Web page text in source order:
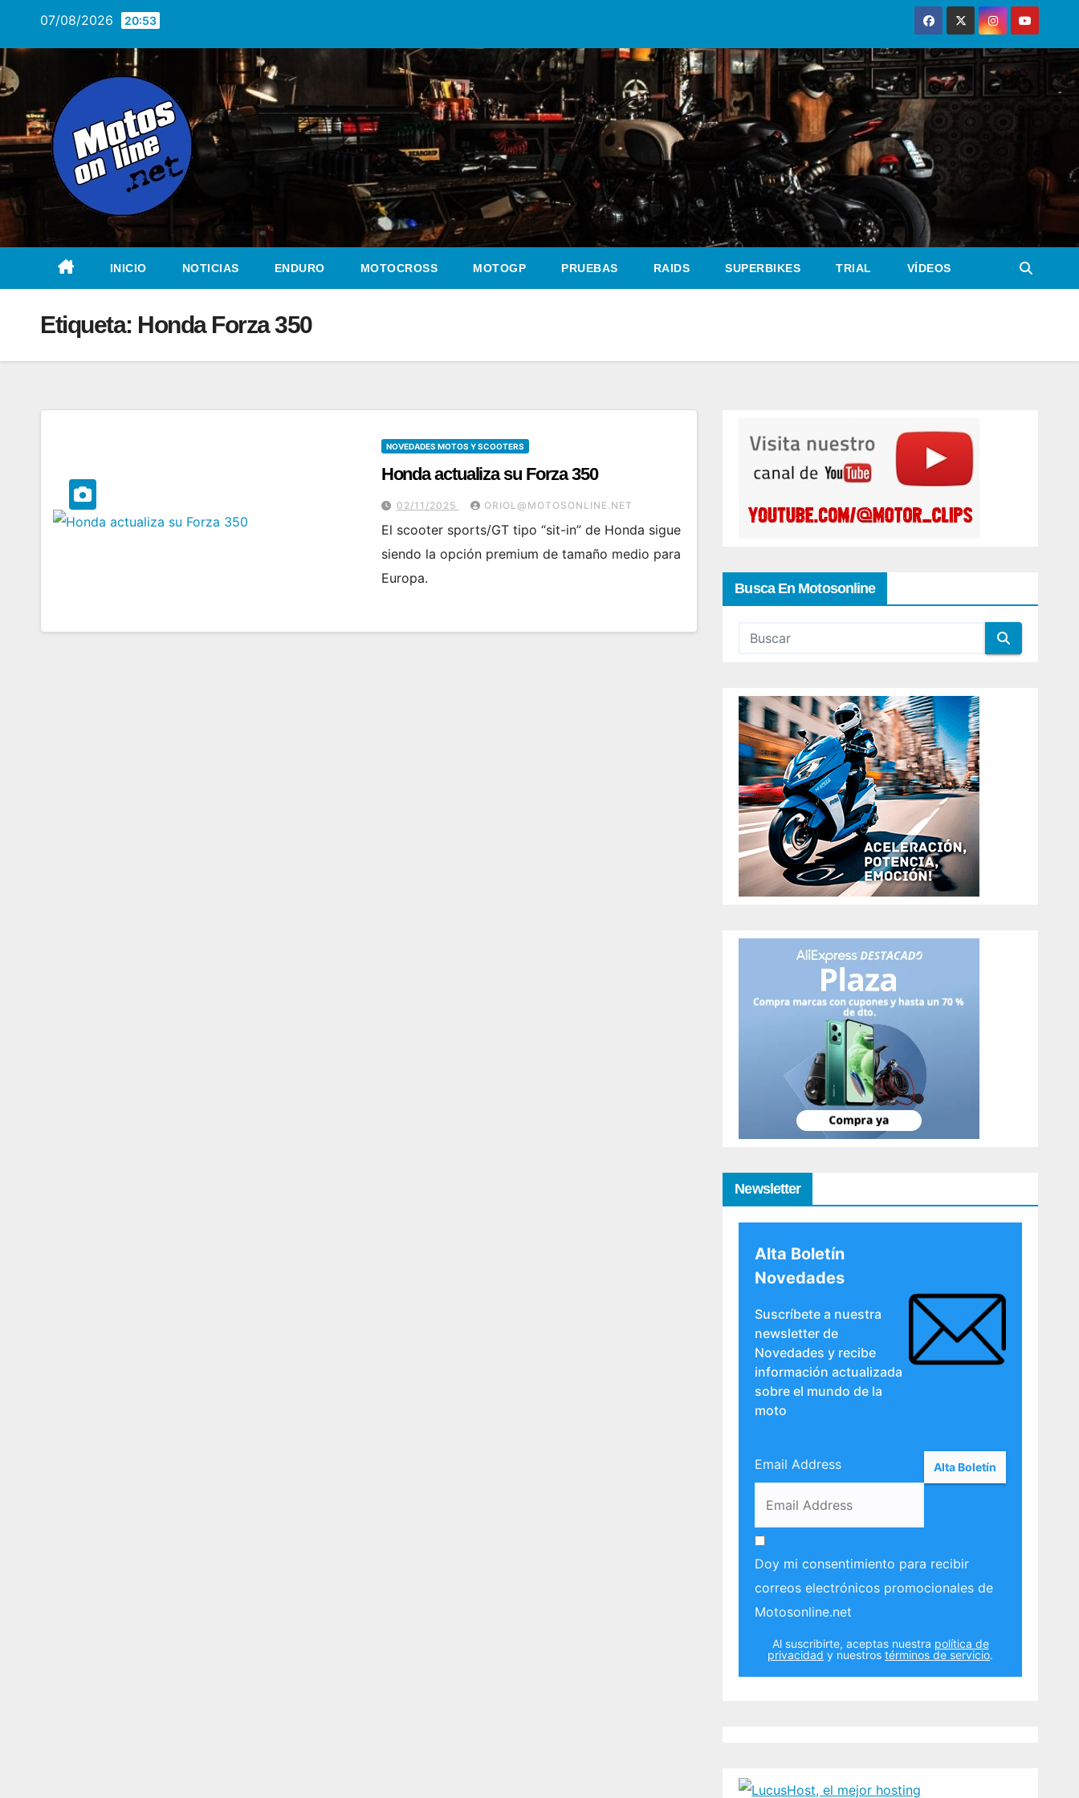
contenido
07/08/2026 20:53
INICIO NOTICIAS ENDURO MOTOCROSS MOTOGP PRUEBAS RAIDS SUPERBIKES TRIAL VÍDEOS
Etiqueta: Honda Forza 350
NOVEDADES MOTOS Y SCOOTERS
Honda actualiza su Forza 350
02/11/2025 ORIOL@MOTOSONLINE.NET
El scooter sports/GT tipo “sit-in” de Honda sigue
siendo la opción premium de tamaño medio para
Europa.
Busca En Motosonline
Newsletter
Alta Boletín
Novedades
Suscríbete a nuestra
newsletter de
Novedades y recibe
información actualizada
sobre el mundo de la
moto
Email Address
Doy mi consentimiento para recibir
correos electrónicos promocionales de
Motosonline.net
Al suscribirte, aceptas nuestra política de
privacidad y nuestrostérminos de servicio.